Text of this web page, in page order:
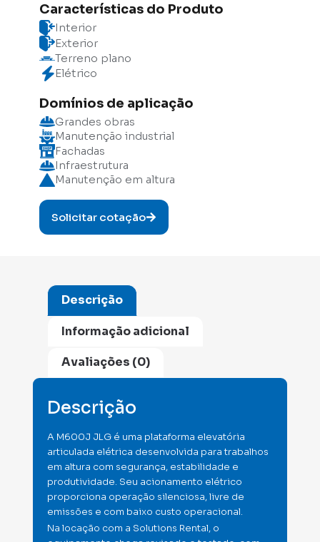
Características do Produto
Interior
Exterior
Terreno plano
Elétrico
Domínios de aplicação
Grandes obras
Manutenção industrial
Fachadas
Infraestrutura
Manutenção em altura
Solicitar cotação
Descrição
Informação adicional
Avaliações (0)
Descrição
A M600J JLG é uma plataforma elevatória
articulada elétrica desenvolvida para trabalhos
em altura com segurança, estabilidade e
produtividade. Seu acionamento elétrico
proporciona operação silenciosa, livre de
emissões e com baixo custo operacional.
Na locação com a Solutions Rental, o